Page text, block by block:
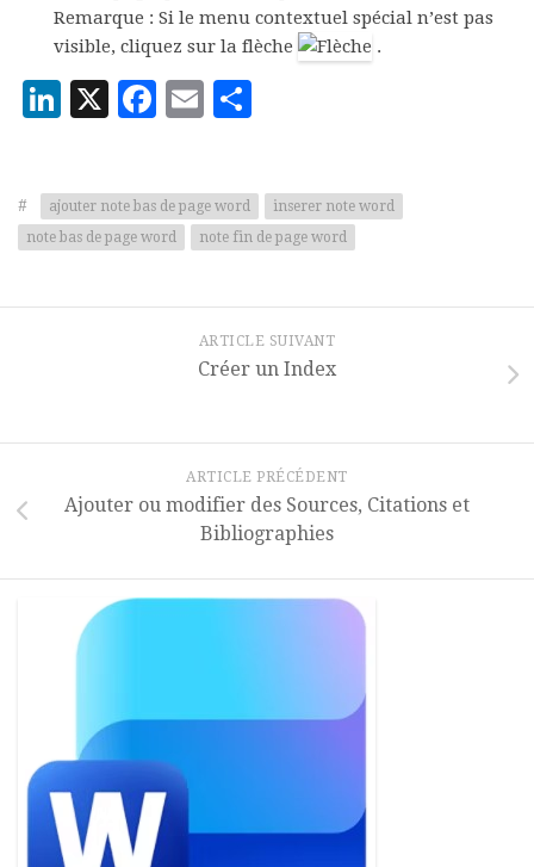
Remarque : Si le menu contextuel spécial n’est pas
visible, cliquez sur la flèche
.
LinkedIn
X Facebook
Email
# ajouter note bas de page word
inserer note word
note bas de page word
note fin de page word
ARTICLE SUIVANT
Créer un Index
ARTICLE PRÉCÉDENT
Ajouter ou modifier des Sources, Citations et
Bibliographies